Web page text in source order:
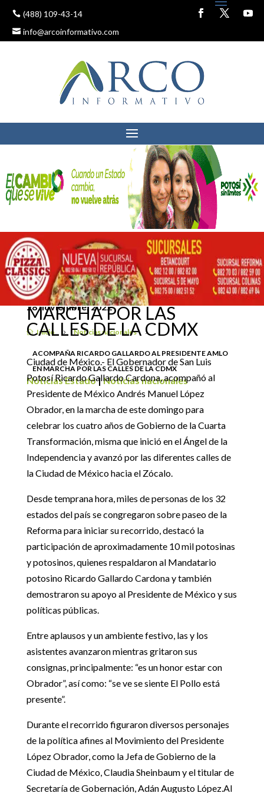
(488) 109-43-14
info@arcoinformativo.com
 Inicio 5 Noticias nacionales 5
ACOMPAÑA RICARDO GALLARDO AL PRESIDENTE AMLO
EN MARCHA POR LAS CALLES DE LA CDMX
ACOMPAÑA RICARDO
GALLARDO AL
PRESIDENTE AMLO EN
MARCHA POR LAS
CALLES DE LA CDMX
Noticias Estado|Noticias nacionales
28 noviembre, 2022
Ciudad de México.- El Gobernador de San Luis
Potosí Ricardo Gallardo Cardona, acompañó al
Presidente de México Andrés Manuel López
Obrador, en la marcha de este domingo para
celebrar los cuatro años de Gobierno de la Cuarta
Transformación, misma que inició en el Ángel de la
Independencia y avanzó por las diferentes calles de
la Ciudad de México hacia el Zócalo.
Desde temprana hora, miles de personas de los 32
estados del país se congregaron sobre paseo de la
Reforma para iniciar su recorrido, destacó la
participación de aproximadamente 10 mil potosinas
y potosinos, quienes respaldaron al Mandatario
potosino Ricardo Gallardo Cardona y también
demostraron su apoyo al Presidente de México y sus
políticas públicas.
Entre aplausos y un ambiente festivo, las y los
asistentes avanzaron mientras gritaron sus
consignas, principalmente: “es un honor estar con
Obrador”, así como: “se ve se siente El Pollo está
presente”.
Durante el recorrido figuraron diversos personajes
de la política afines al Movimiento del Presidente
López Obrador, como la Jefa de Gobierno de la
Ciudad de México, Claudia Sheinbaum y el titular de
Secretaría de Gobernación, Adán Augusto López.Al